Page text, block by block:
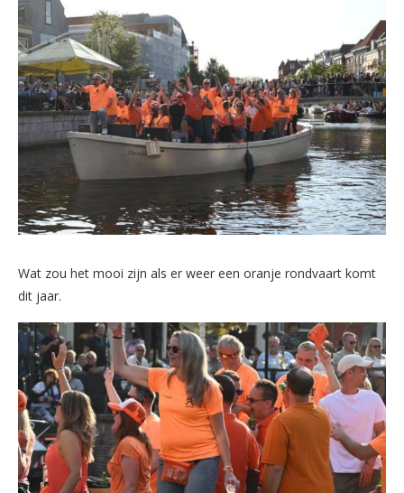
Wat zou het mooi zijn als er weer een oranje rondvaart komt
dit jaar.